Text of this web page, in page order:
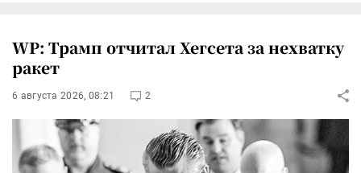
WP: Трамп отчитал Хегсета за нехватку
ракет
6 августа 2026, 08:21 2